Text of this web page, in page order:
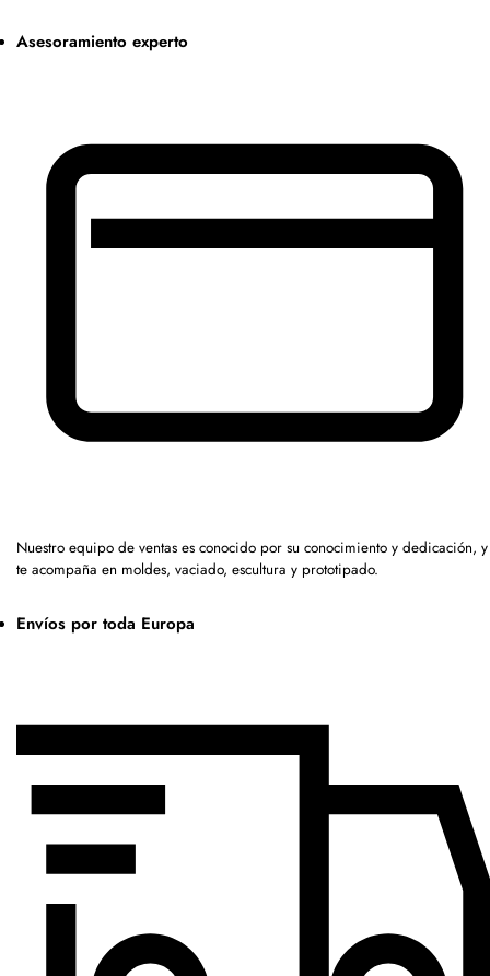
Asesoramiento experto
Nuestro equipo de ventas es conocido por su conocimiento y dedicación, y
te acompaña en moldes, vaciado, escultura y prototipado.
Envíos por toda Europa